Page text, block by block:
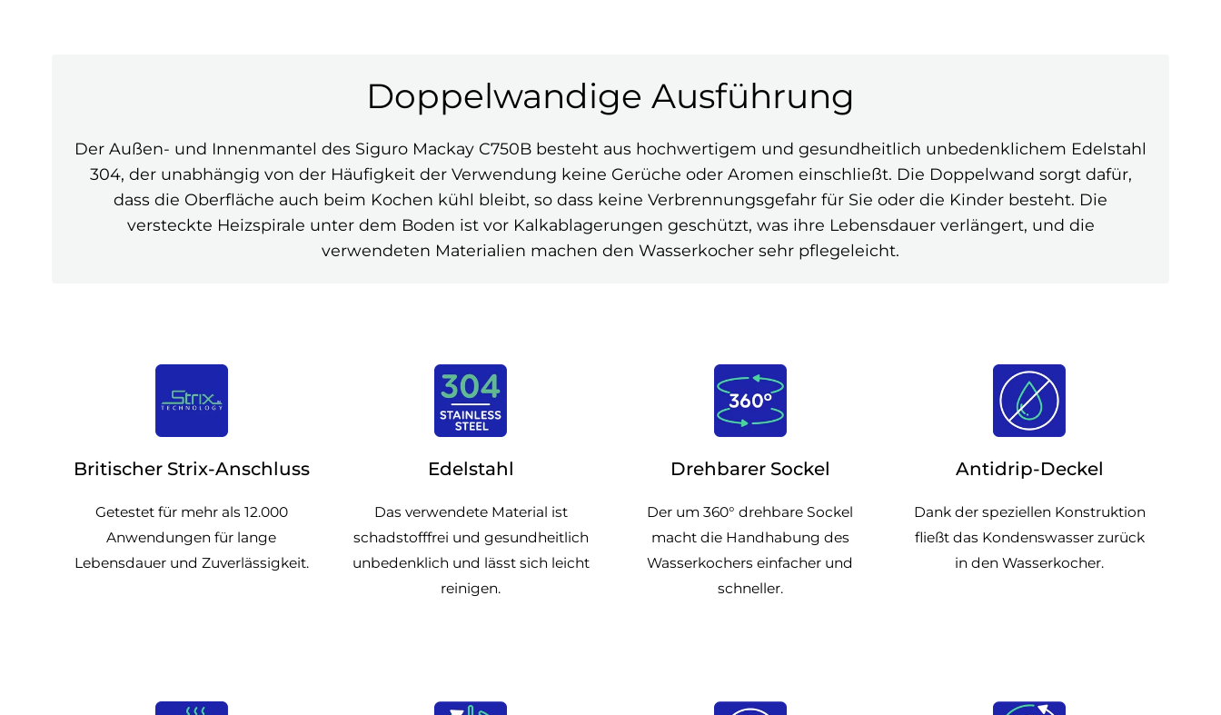
Doppelwandige Ausführung
Der Außen- und Innenmantel des Siguro Mackay C750B besteht aus hochwertigem und gesundheitlich unbedenklichem Edelstahl
304, der unabhängig von der Häufigkeit der Verwendung keine Gerüche oder Aromen einschließt. Die Doppelwand sorgt dafür,
dass die Oberfläche auch beim Kochen kühl bleibt, so dass keine Verbrennungsgefahr für Sie oder die Kinder besteht. Die
versteckte Heizspirale unter dem Boden ist vor Kalkablagerungen geschützt, was ihre Lebensdauer verlängert, und die
verwendeten Materialien machen den Wasserkocher sehr pflegeleicht.
Britischer Strix-Anschluss
Getestet für mehr als 12.000
Anwendungen für lange
Lebensdauer und Zuverlässigkeit.
Edelstahl
Das verwendete Material ist
schadstofffrei und gesundheitlich
unbedenklich und lässt sich leicht
reinigen.
Drehbarer Sockel
Der um 360° drehbare Sockel
macht die Handhabung des
Wasserkochers einfacher und
schneller.
Antidrip-Deckel
Dank der speziellen Konstruktion
fließt das Kondenswasser zurück
in den Wasserkocher.